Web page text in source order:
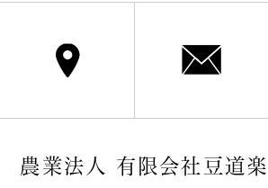
農業法人 有限会社豆道楽